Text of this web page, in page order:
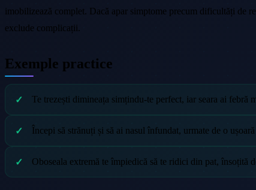
imobilizează complet. Dacă apar simptome precum dificultăți de
exclude complicații.
Exemple practice
Te trezești dimineața simțindu-te perfect, iar seara ai febră
Începi să strănuți și să ai nasul înfundat, urmate de o
Oboseala extremă te împiedică să te ridici din pat, însoțită